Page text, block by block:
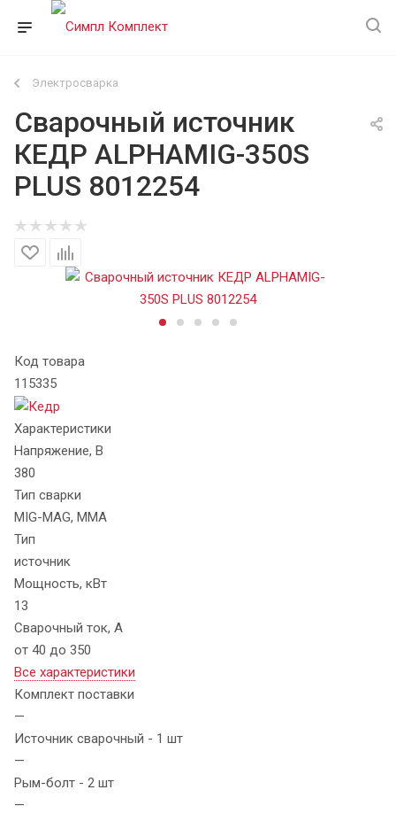
Электросварка
Сварочный источник
КЕДР ALPHAMIG-350S
PLUS 8012254
Код товара
115335
Характеристики
Напряжение, В
380
Тип сварки
MIG-MAG, MMA
Тип
источник
Мощность, кВт
13
Сварочный ток, А
от 40 до 350
Все характеристики
Комплект поставки
—
Источник сварочный - 1 шт
—
Рым-болт - 2 шт
—